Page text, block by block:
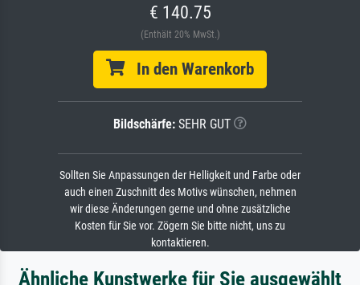
€ 140.75
(Enthält 20% MwSt.)
In den Warenkorb
Bildschärfe: SEHR GUT
Sollten Sie Anpassungen der Helligkeit und Farbe oder
auch einen Zuschnitt des Motivs wünschen, nehmen
wir diese Änderungen gerne und ohne zusätzliche
Kosten für Sie vor. Zögern Sie bitte nicht, uns zu
kontaktieren.
Ähnliche Kunstwerke für Sie ausgewählt